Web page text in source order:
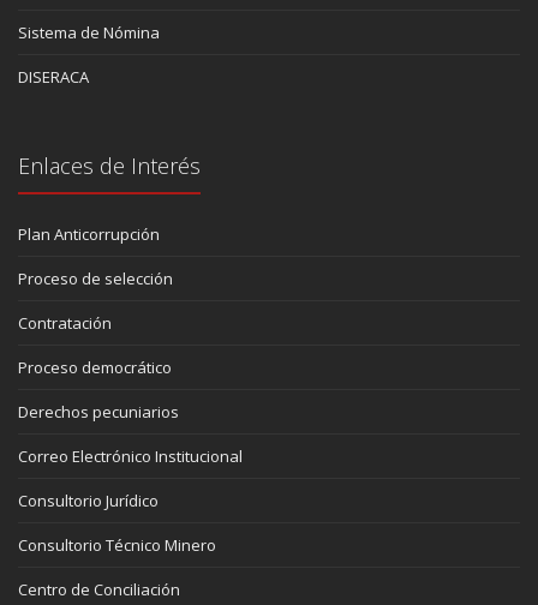
Sistema de Nómina
DISERACA
Enlaces de Interés
Plan Anticorrupción
Proceso de selección
Contratación
Proceso democrático
Derechos pecuniarios
Correo Electrónico Institucional
Consultorio Jurídico
Consultorio Técnico Minero
Centro de Conciliación